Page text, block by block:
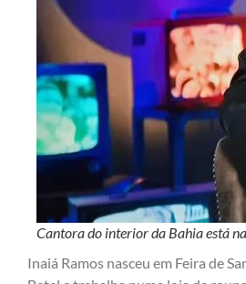
Cantora do interior da Bahia está
Inaiá Ramos nasceu em Feira de